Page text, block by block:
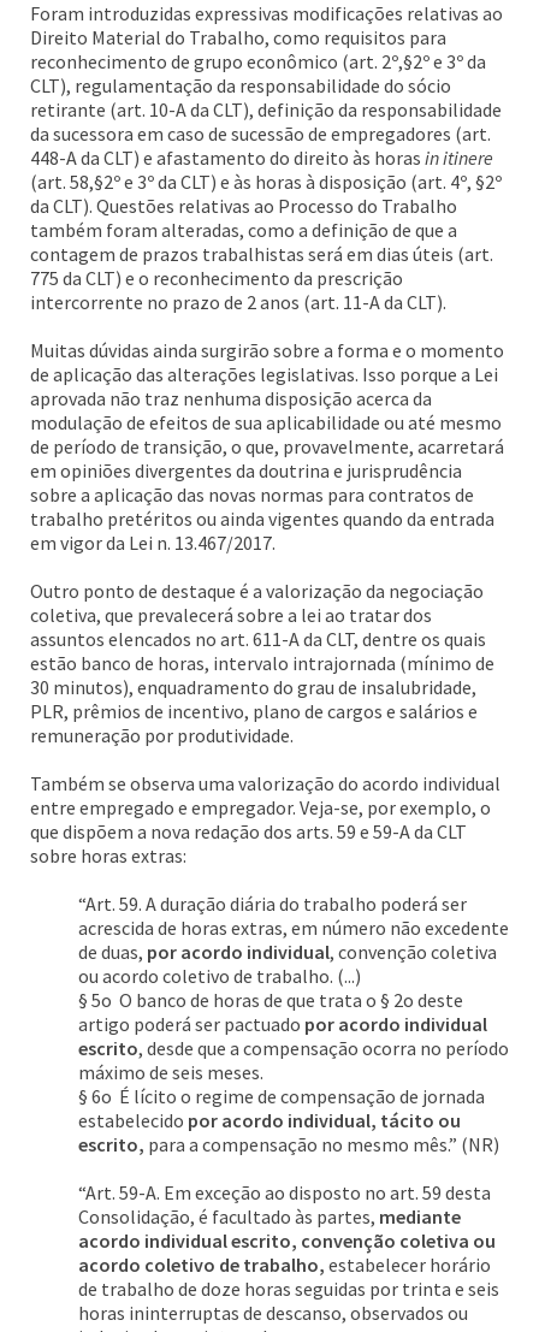
Foram introduzidas expressivas modificações relativas ao
Direito Material do Trabalho, como requisitos para
reconhecimento de grupo econômico (art. 2º,§2º e 3º da
CLT), regulamentação da responsabilidade do sócio
retirante (art. 10-A da CLT), definição da responsabilidade
da sucessora em caso de sucessão de empregadores (art.
448-A da CLT) e afastamento do direito às horas in itinere
(art. 58,§2º e 3º da CLT) e às horas à disposição (art. 4º, §2º
da CLT). Questões relativas ao Processo do Trabalho
também foram alteradas, como a definição de que a
contagem de prazos trabalhistas será em dias úteis (art.
775 da CLT) e o reconhecimento da prescrição
intercorrente no prazo de 2 anos (art. 11-A da CLT).
Muitas dúvidas ainda surgirão sobre a forma e o momento
de aplicação das alterações legislativas. Isso porque a Lei
aprovada não traz nenhuma disposição acerca da
modulação de efeitos de sua aplicabilidade ou até mesmo
de período de transição, o que, provavelmente, acarretará
em opiniões divergentes da doutrina e jurisprudência
sobre a aplicação das novas normas para contratos de
trabalho pretéritos ou ainda vigentes quando da entrada
em vigor da Lei n. 13.467/2017.
Outro ponto de destaque é a valorização da negociação
coletiva, que prevalecerá sobre a lei ao tratar dos
assuntos elencados no art. 611-A da CLT, dentre os quais
estão banco de horas, intervalo intrajornada (mínimo de
30 minutos), enquadramento do grau de insalubridade,
PLR, prêmios de incentivo, plano de cargos e salários e
remuneração por produtividade.
Também se observa uma valorização do acordo individual
entre empregado e empregador. Veja-se, por exemplo, o
que dispõem a nova redação dos arts. 59 e 59-A da CLT
sobre horas extras:
“Art. 59. A duração diária do trabalho poderá ser
acrescida de horas extras, em número não excedente
de duas, por acordo individual, convenção coletiva
ou acordo coletivo de trabalho. (...)
§ 5o O banco de horas de que trata o § 2o deste
artigo poderá ser pactuado por acordo individual
escrito, desde que a compensação ocorra no período
máximo de seis meses.
§ 6o É lícito o regime de compensação de jornada
estabelecido por acordo individual, tácito ou
escrito, para a compensação no mesmo mês.” (NR)
“Art. 59-A. Em exceção ao disposto no art. 59 desta
Consolidação, é facultado às partes, mediante
acordo individual escrito, convenção coletiva ou
acordo coletivo de trabalho, estabelecer horário
de trabalho de doze horas seguidas por trinta e seis
horas ininterruptas de descanso, observados ou